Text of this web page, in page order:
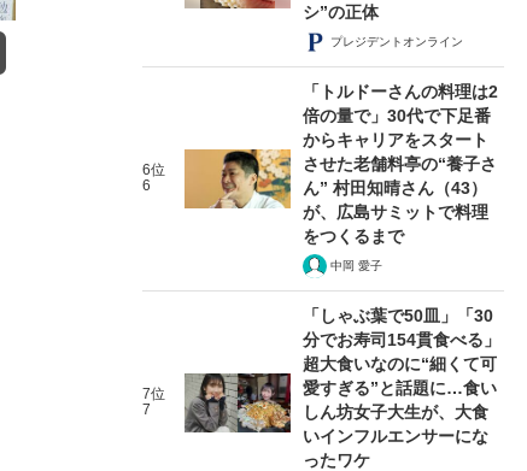
シ”の正体
プレジデントオンライン
6位
6
「トルドーさんの料理は2
倍の量で」30代で下足番
からキャリアをスタート
させた老舗料亭の“養子さ
ん” 村田知晴さん（43）
が、広島サミットで料理
をつくるまで
中岡 愛子
7位
7
「しゃぶ葉で50皿」「30
分でお寿司154貫食べる」
超大食いなのに“細くて可
愛すぎる”と話題に…食い
しん坊女子大生が、大食
いインフルエンサーにな
ったワケ